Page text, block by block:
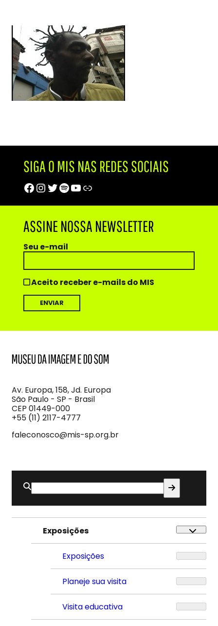
SIGA O MIS NAS REDES SOCIAIS
Facebook
Instagram
Twitter
Spotify
Youtube
Trip Advisor
ASSINE NOSSA NEWSLETTER
Seu e-mail
Aceito receber e-mails do MIS
Imagem
e
do
Som
Av. Europa, 158, Jd. Europa
São Paulo - SP - Brasil
CEP 01449-000
+55 (11) 2117-4777
faleconosco@mis-sp.org.br
Buscar
por:
Exposições
Exposições
Planeje sua visita
Visita educativa